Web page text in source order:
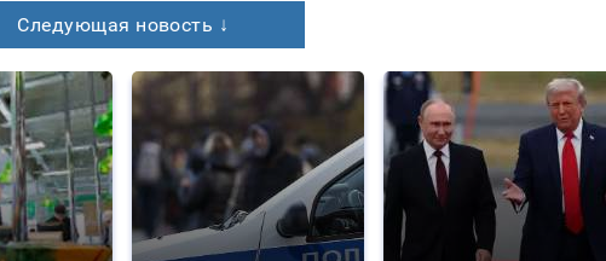
Следующая новость ↓